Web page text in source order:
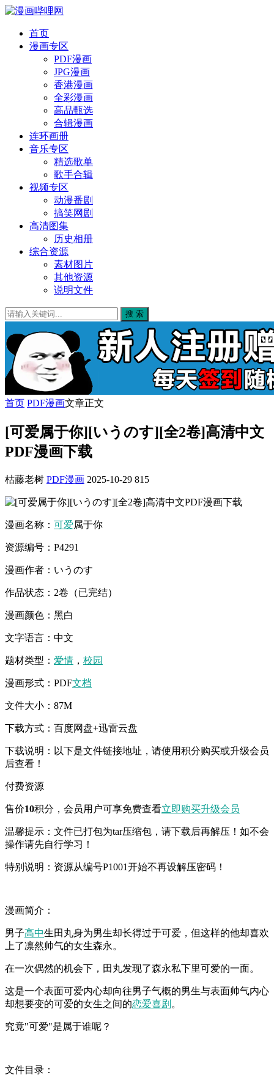
首页
漫画专区
PDF漫画
JPG漫画
香港漫画
全彩漫画
高品甄选
合辑漫画
连环画册
音乐专区
精选歌单
歌手合辑
视频专区
动漫番剧
搞笑网剧
高清图集
历史相册
综合资源
素材图片
其他资源
说明文件
搜 索
首页 PDF漫画文章正文
[可爱属于你][いうのす][全2卷]高清中文
PDF漫画下载
枯藤老树 PDF漫画 2025-10-29 815
漫画名称： 可爱属于你
资源编号：P4291
漫画作者：いうのす
作品状态：2卷（已完结）
漫画颜色：黑白
文字语言：中文
题材类型： 爱情 ， 校园
漫画形式：PDF文档
文件大小：87M
下载方式：百度网盘+迅雷云盘
下载说明：以下是文件链接地址，请使用积分购买或升级会员
后查看！
付费资源
售价10积分 ，会员用户可享免费查看立即购买升级会员
温馨提示：文件已打包为tar压缩包，请下载后再解压！如不会
操作请先自行学习！
特别说明：资源从编号P1001开始不再设解压密码！
漫画简介：
男子高中生田丸身为男生却长得过于可爱，但这样的他却喜欢
上了凛然帅气的女生森永。
在一次偶然的机会下，田丸发现了森永私下里可爱的一面。
这是一个表面可爱内心却向往男子气概的男生与表面帅气内心
却想要变的可爱的女生之间的恋爱喜剧 。
究竟"可爱"是属于谁呢？
文件目录：